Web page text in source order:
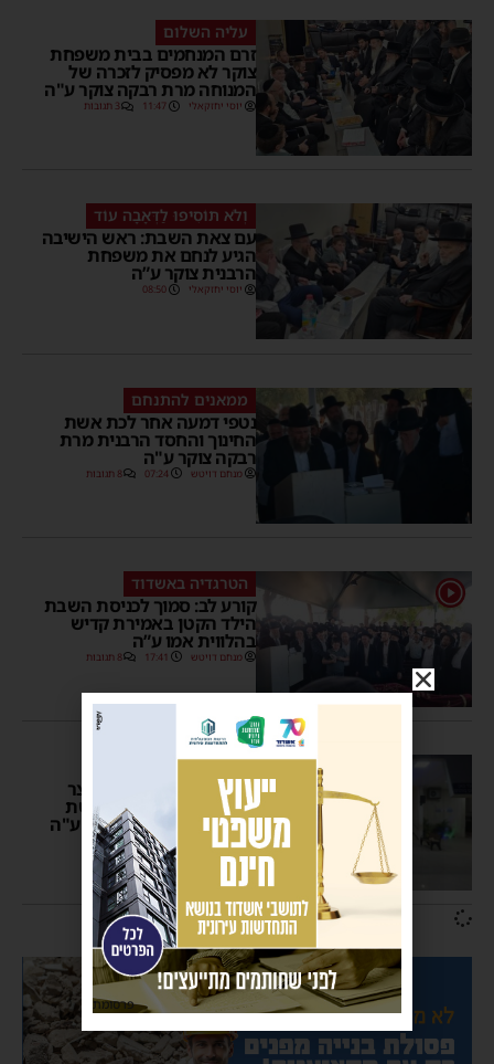
עליה השלום
זרם המנחמים בבית משפחת
צוקר לא מפסיק לזכרה של
המנוחה מרת רבקה צוקר ע"ה
יוסי יחזקאלי 11:47 3 תגובות
וְלֹא תּוֹסִיפוּ לַדְּאָבָה עוֹד
עם צאת השבת: ראש הישיבה
הגיע לנחם את משפחת
הרבנית צוקר ע”ה
יוסי יחזקאלי 08:50
ממאנים להתנחם
נטפי דמעה אחר לכת אשת
החינוך והחסד הרבנית מרת
רבקה צוקר ע"ה
מנחם דויטש 07:24 8 תגובות
1 הטרגדיה באשדוד
קורע לב: סמוך לכניסת השבת
הילד הקטן באמירת קדיש
בהלווית אמו ע”ה
מנחם דויטש 17:41 8 תגובות
ברוך דיין האמת
בשורה קשה: לפני זמן קצר
נפטרה האם הצעירה אשת
חבר הרבנית רבקה צוקר ע"ה
אביב נחשוני 15:36 6 תגובות
פרסומת